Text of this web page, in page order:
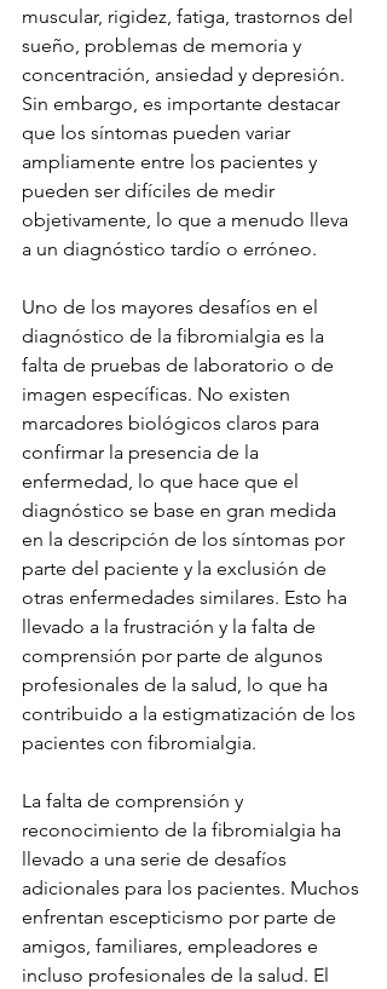
muscular, rigidez, fatiga, trastornos del
sueño, problemas de memoria y
concentración, ansiedad y depresión.
Sin embargo, es importante destacar
que los síntomas pueden variar
ampliamente entre los pacientes y
pueden ser difíciles de medir
objetivamente, lo que a menudo lleva
a un diagnóstico tardío o erróneo.
Uno de los mayores desafíos en el
diagnóstico de la fibromialgia es la
falta de pruebas de laboratorio o de
imagen específicas. No existen
marcadores biológicos claros para
confirmar la presencia de la
enfermedad, lo que hace que el
diagnóstico se base en gran medida
en la descripción de los síntomas por
parte del paciente y la exclusión de
otras enfermedades similares. Esto ha
llevado a la frustración y la falta de
comprensión por parte de algunos
profesionales de la salud, lo que ha
contribuido a la estigmatización de los
pacientes con fibromialgia.
La falta de comprensión y
reconocimiento de la fibromialgia ha
llevado a una serie de desafíos
adicionales para los pacientes. Muchos
enfrentan escepticismo por parte de
amigos, familiares, empleadores e
incluso profesionales de la salud. El